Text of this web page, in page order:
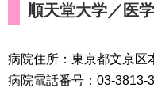
順天堂大学／医
病院住所：東京都文京区
病院電話番号：03-3813-